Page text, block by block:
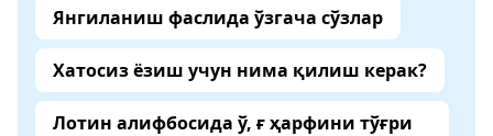
Янгиланиш фаслида ўзгача сўзлар
Хатосиз ёзиш учун нима қилиш керак?
Лотин алифбосида ў, ғ ҳарфини тўғри